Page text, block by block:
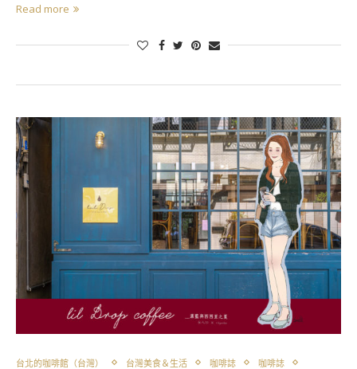
Read more
台北的咖啡館（台灣） 台灣美食＆生活 咖啡誌 咖啡誌